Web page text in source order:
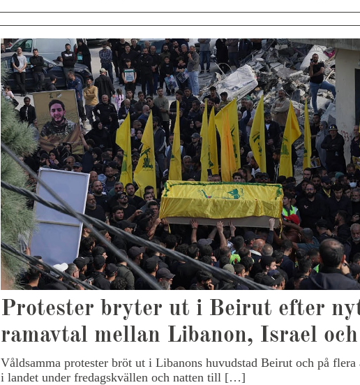
Protester bryter ut i Beirut efter
ramavtal mellan Libanon, Israel
Våldsamma protester bröt ut i Libanons huvudstad Beirut och på flera
i landet under fredagskvällen och natten till […]